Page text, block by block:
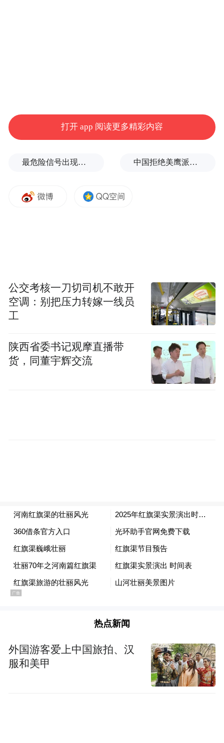
五大主题 点燃盛夏
02 科普文旅·大国重器
打开 app 阅读更多精彩内容
最危险信号出现！全球能源大动脉岌岌可危 中国拒绝美鹰派副防长访华？弦外之音被热议
公交考核一刀切司机不敢开
空调：别把压力转嫁一线员
工
陕西省委书记观摩直播带
货，同董宇辉交流
热点新闻
外国游客爱上中国旅拍、汉
服和美甲